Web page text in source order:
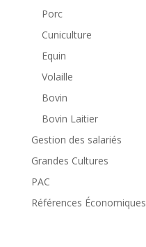
Porc
Cuniculture
Equin
Volaille
Bovin
Bovin Laitier
Gestion des salariés
Grandes Cultures
PAC
Références Économiques